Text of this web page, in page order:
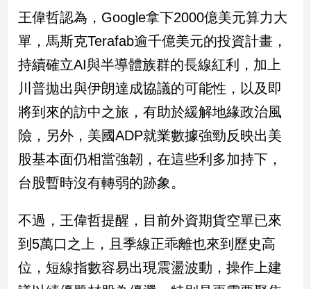
娛
樂
娛
星
聞
流
行/
時
追
生
活
王偉哲認為，Google拿下2000億美元算力大
單，馬斯克Terafab逾千億美元的投資計畫，
持續確立AI與半導體族群的長線紅利，加上
川普拋出與伊朗達成協議的可能性，以及即
將到來的訪中之旅，有助於緩解地緣政治風
險，另外，美國ADP就業數據強勁反映出美
股基本面仍相當強韌，在這些利多加持下，
台股暫時沒有轉弱的跡象。
不過，王偉哲提醒，目前外資期貨空單已來
到5萬口之上，且季線正乖離也來到歷史高
位，短線指數容易出現震盪波動，操作上建